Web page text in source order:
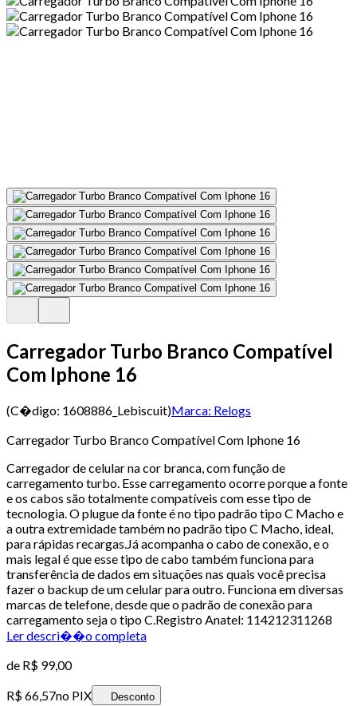
Carregador Turbo Branco Compatível
Com Iphone 16
(C�digo: 1608886_Lebiscuit)Marca: Relogs
Carregador Turbo Branco Compatível Com Iphone 16
Carregador de celular na cor branca, com função de
carregamento turbo. Esse carregamento ocorre porque a fonte
e os cabos são totalmente compatíveis com esse tipo de
tecnologia. O plugue da fonte é no tipo padrão tipo C Macho e
a outra extremidade também no padrão tipo C Macho, ideal,
para rápidas recargas.Já acompanha o cabo de conexão, e o
mais legal é que esse tipo de cabo também funciona para
transferência de dados em situações nas quais você precisa
fazer o backup de um celular para outro. Funciona em diversas
marcas de telefone, desde que o padrão de conexão para
carregamento seja o tipo C.Registro Anatel: 114212311268
Ler descri��o completa
de R$ 99,00
R$ 66,57no PIX Desconto